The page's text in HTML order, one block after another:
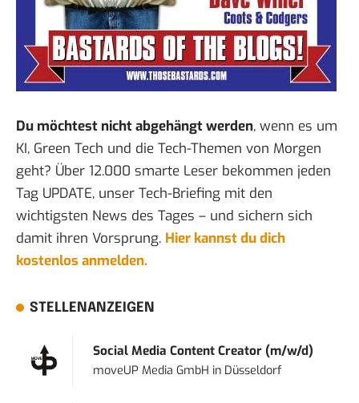
Du möchtest nicht abgehängt werden, wenn es um
KI, Green Tech und die Tech-Themen von Morgen
geht? Über 12.000 smarte Leser bekommen jeden
Tag UPDATE, unser Tech-Briefing mit den
wichtigsten News des Tages – und sichern sich
damit ihren Vorsprung. Hier kannst du dich
kostenlos anmelden.
STELLENANZEIGEN
Social Media Content Creator (m/w/d)
moveUP Media GmbH in Düsseldorf